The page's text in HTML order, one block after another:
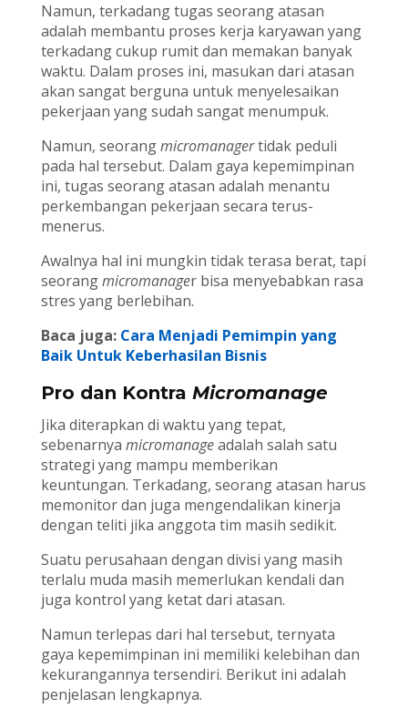
Namun, terkadang tugas seorang atasan
adalah membantu proses kerja karyawan yang
terkadang cukup rumit dan memakan banyak
waktu. Dalam proses ini, masukan dari atasan
akan sangat berguna untuk menyelesaikan
pekerjaan yang sudah sangat menumpuk.
Namun, seorangmicromanagertidak peduli
pada hal tersebut. Dalam gaya kepemimpinan
ini, tugas seorang atasan adalah menantu
perkembangan pekerjaan secara terus-
menerus.
Awalnya hal ini mungkin tidak terasa berat, tapi
seorangmicromanager bisa menyebabkan rasa
stres yang berlebihan.
Baca juga: Cara Menjadi Pemimpin yang
Baik Untuk Keberhasilan Bisnis
Pro dan Kontra Micromanage
Jika diterapkan di waktu yang tepat,
sebenarnya micromanageadalah salah satu
strategi yang mampu memberikan
keuntungan. Terkadang, seorang atasan harus
memonitor dan juga mengendalikan kinerja
dengan teliti jika anggota tim masih sedikit.
Suatu perusahaan dengan divisi yang masih
terlalu muda masih memerlukan kendali dan
juga kontrol yang ketat dari atasan.
Namun terlepas dari hal tersebut, ternyata
gaya kepemimpinan ini memiliki kelebihan dan
kekurangannya tersendiri. Berikut ini adalah
penjelasan lengkapnya.